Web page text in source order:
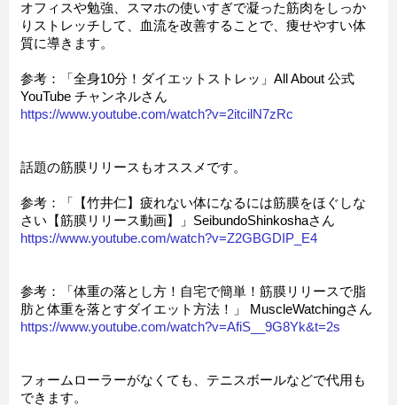
オフィスや勉強、スマホの使いすぎで凝った筋肉をしっか
りストレッチして、血流を改善することで、痩せやすい体
質に導きます。
参考：「全身10分！ダイエットストレッ」All About 公式
YouTube チャンネルさん
https://www.youtube.com/watch?v=2itcilN7zRc
話題の筋膜リリースもオススメです。
参考：「【竹井仁】疲れない体になるには筋膜をほぐしな
さい【筋膜リリース動画】」SeibundoShinkoshaさん
https://www.youtube.com/watch?v=Z2GBGDIP_E4
参考：「体重の落とし方！自宅で簡単！筋膜リリースで脂
肪と体重を落とすダイエット方法！」 MuscleWatchingさん
https://www.youtube.com/watch?v=AfiS__9G8Yk&t=2s
フォームローラーがなくても、テニスボールなどで代用も
できます。